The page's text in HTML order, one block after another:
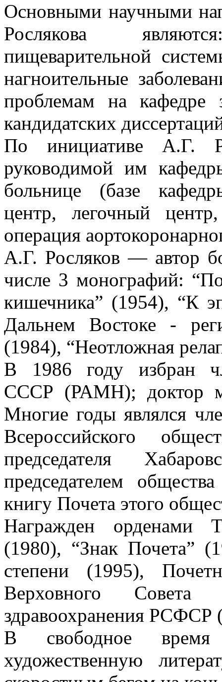
Основными научными
Рослякова
пищеварительной
нагноительные
проблемам на
кандидатских
По инициативе А.Г.
руководимой им
больнице (базе
центр, легочный
операция
А.Г. Росляков — автор
числе 3 монографий:
кишечника” (1954), “К
Дальнем Востоке -
(1984), “Неотложная
В 1986 году избран
СССР (РАМН); доктор
Многие годы являлся
Всероссийского
председателя
председателем
книгу Почета этого
Награжден орденами
(1980), “Знак Почета”
степени (1995),
Верховного
здравоохранения РСФСР
В свободное
художественную